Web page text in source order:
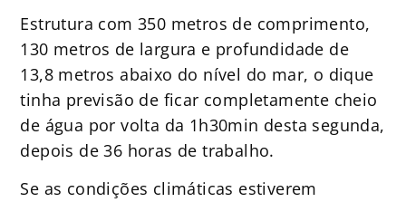
Estrutura com 350 metros de comprimento,
130 metros de largura e profundidade de
13,8 metros abaixo do nível do mar, o dique
tinha previsão de ficar completamente cheio
de água por volta da 1h30min desta segunda,
depois de 36 horas de trabalho.
Se as condições climáticas estiverem